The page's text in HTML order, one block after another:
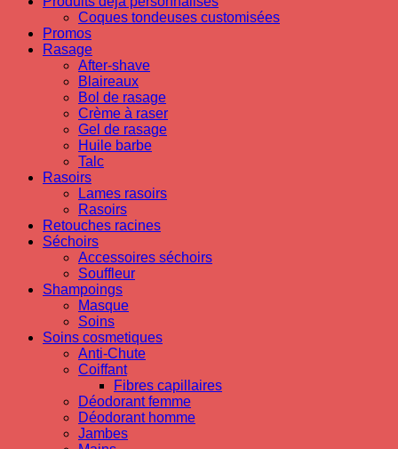
Coques tondeuses customisées
Promos
Rasage
After-shave
Blaireaux
Bol de rasage
Crème à raser
Gel de rasage
Huile barbe
Talc
Rasoirs
Lames rasoirs
Rasoirs
Retouches racines
Séchoirs
Accessoires séchoirs
Souffleur
Shampoings
Masque
Soins
Soins cosmetiques
Anti-Chute
Coiffant
Fibres capillaires
Déodorant femme
Déodorant homme
Jambes